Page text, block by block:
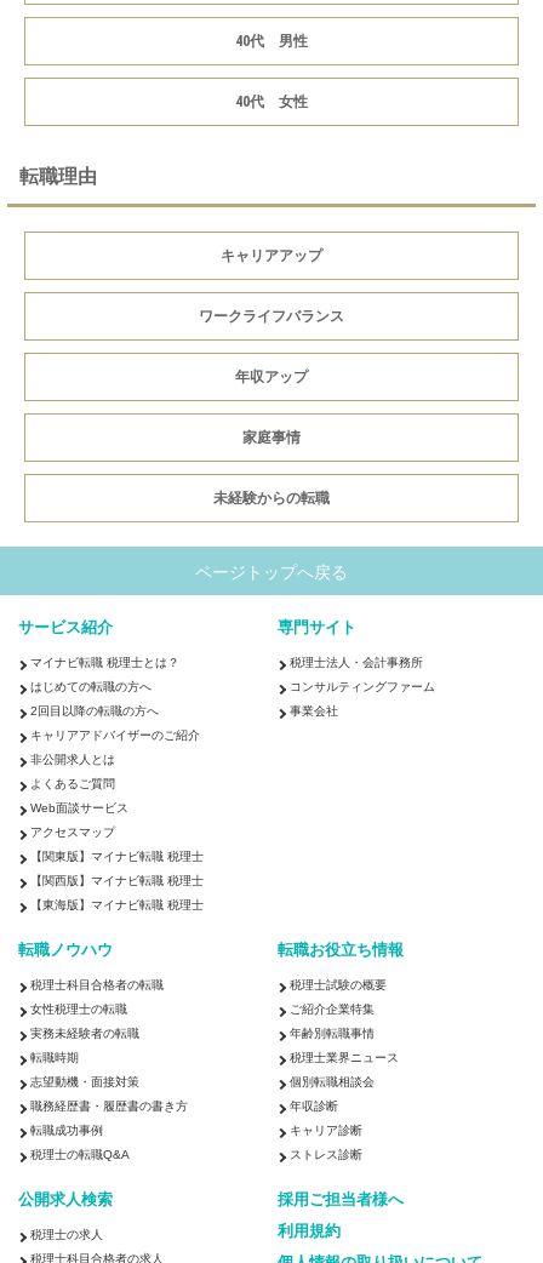
40代 男性
40代 女性
転職理由
キャリアアップ
ワークライフバランス
年収アップ
家庭事情
未経験からの転職
ページトップへ戻る
サービス紹介
マイナビ転職 税理士とは？
はじめての転職の方へ
2回目以降の転職の方へ
キャリアアドバイザーのご紹介
非公開求人とは
よくあるご質問
Web面談サービス
アクセスマップ
【関東版】マイナビ転職 税理士
【関西版】マイナビ転職 税理士
【東海版】マイナビ転職 税理士
専門サイト
税理士法人・会計事務所
コンサルティングファーム
事業会社
転職ノウハウ
税理士科目合格者の転職
女性税理士の転職
実務未経験者の転職
転職時期
志望動機・面接対策
職務経歴書・履歴書の書き方
転職成功事例
税理士の転職Q&A
転職お役立ち情報
税理士試験の概要
ご紹介企業特集
年齢別転職事情
税理士業界ニュース
個別転職相談会
年収診断
キャリア診断
ストレス診断
公開求人検索
税理士の求人
税理士科目合格者の求人
採用ご担当者様へ
利用規約